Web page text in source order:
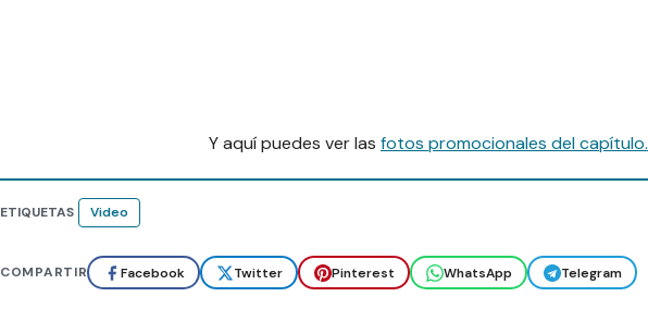
Y aquí puedes ver las fotos promocionales del capítulo.
ETIQUETAS Video
COMPARTIR Facebook Twitter Pinterest WhatsApp Telegram